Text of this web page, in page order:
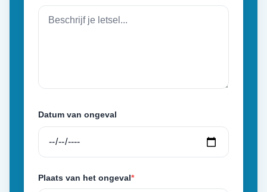
Datum van ongeval
Plaats van het ongeval*